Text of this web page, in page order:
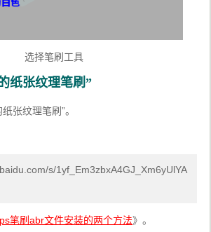
选择笔刷工具
纸张纹理笔刷”
张纹理笔刷”。
s/1yf_Em3zbxA4GJ_Xm6yUlYA
ps笔刷abr文件安装的两个方法》。